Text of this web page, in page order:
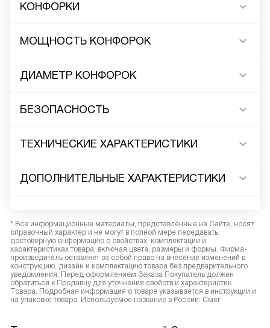
КОНФОРКИ
МОЩНОСТЬ КОНФОРОК
ДИАМЕТР КОНФОРОК
БЕЗОПАСНОСТЬ
ТЕХНИЧЕСКИЕ ХАРАКТЕРИСТИКИ
ДОПОЛНИТЕЛЬНЫЕ ХАРАКТЕРИСТИКИ
* Все информационные материалы, представленные на Сайте, носят
справочный характер и не могут в полной мере передавать
достоверную информацию о свойствах, комплектации и
характеристиках товара, включая цвета, размеры и формы. Фирма-
производитель оставляет за собой право на внесение изменений в
конструкцию, дизайн и комплектацию товара без предварительного
уведомления. Перед оформлением Заказа Покупатель должен
обратиться к Продавцу для уточнения свойств и характеристик
Товара. Подробная информация о товаре указывается в инструкции и
на упаковке товара. Используемое название в России: Смег